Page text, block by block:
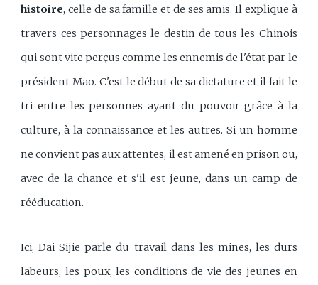
histoire, celle de sa famille et de ses amis. Il explique à
travers ces personnages le destin de tous les Chinois
qui sont vite perçus comme les ennemis de l'état par le
président Mao. C'est le début de sa dictature et il fait le
tri entre les personnes ayant du pouvoir grâce à la
culture, à la connaissance et les autres. Si un homme
ne convient pas aux attentes, il est amené en prison ou,
avec de la chance et s'il est jeune, dans un camp de
rééducation.
Ici, Dai Sijie parle du travail dans les mines, les durs
labeurs, les poux, les conditions de vie des jeunes en